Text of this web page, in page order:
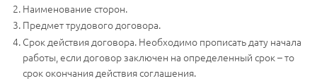
Наименование сторон.
Предмет трудового договора.
Срок действия договора. Необходимо прописать дату начала
работы, если договор заключен на определенный срок – то
срок окончания действия соглашения.